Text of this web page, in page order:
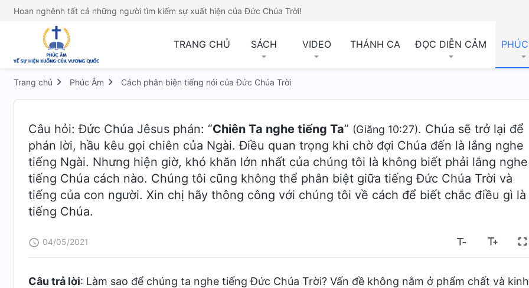
Hoan nghênh tất cả những người tìm kiếm sự xuất hiện của Đức Chúa Trời!
TRANG CHỦ SÁCH VIDEO THÁNH CA ĐỌC DIỄN CẢM
Trang chủ Phúc Âm Cách phân biện tiếng nói của Đức Chúa Trời
Câu hỏi: Đức Chúa Jêsus phán: “Chiên Ta nghe tiếng Ta” (Giăng 10:27). Chúa sẽ trở lại để
phán lời, hầu kêu gọi chiên của Ngài. Điều quan trọng khi chờ đợi Chúa đến là lắng nghe
tiếng Ngài. Nhưng hiện giờ, khó khăn lớn nhất của chúng tôi là không biết phải lắng nghe
tiếng Chúa cách nào. Chúng tôi cũng không thể phân biệt giữa tiếng Đức Chúa Trời và
tiếng của con người. Xin chị hãy thông công với chúng tôi về cách để biết chắc điều gì là
tiếng Chúa.
04/05/2021
Câu trả lời: Làm sao để chúng ta nghe tiếng Đức Chúa Trời? Vấn đề không nằm ở phẩm chất và kinh